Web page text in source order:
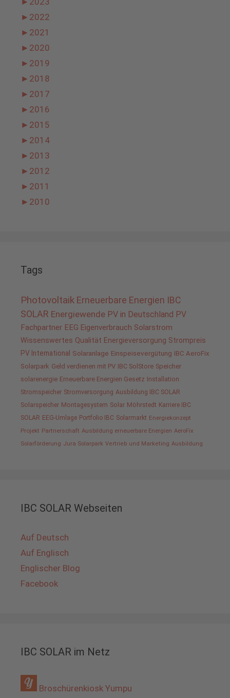
► 2022
► 2021
► 2020
► 2019
► 2018
► 2017
► 2016
► 2015
► 2014
► 2013
► 2012
► 2011
► 2010
Tags
Photovoltaik Erneuerbare Energien IBC
SOLAR Energiewende PV in Deutschland PV
Fachpartner EEG Eigenverbrauch Solarstrom
Wissenswertes Qualität Energieversorgung Strompreis
PV International Solaranlage Einspeisevergütung IBC AeroFix
Solarpark Geld verdienen mit PV IBC SolStore Speicher
solarenergie Erneuerbare Energien Gesetz Installation
Stromspeicher Stromversorgung Ausbildung IBC SOLAR
Solarspeicher Montagesystem Solar Möhrstedt Karriere IBC
SOLAR EEG-Umlage Portfolio IBC Solarmarkt Energiekonzept
Projekt Partnerschaft Ausbildung erneuerbare Energien AeroFix
Solarförderung Jura Solarpark Vertrieb und Marketing Ausbildung
IBC SOLAR Webseiten
Auf Deutsch
Auf Englisch
Englischer Blog
Facebook
IBC SOLAR im Netz
Broschürenkiosk Yumpu